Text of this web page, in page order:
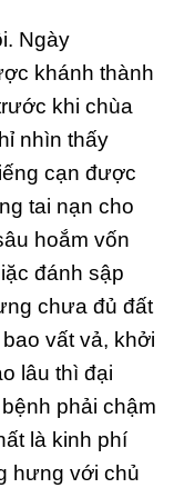
Ngày
khánh thành
khi chùa
nhìn thấy
cạn được
tai nạn cho
hoắm vốn
đánh sập
chưa đủ đất
vất vả, khởi
lâu thì đại
phải chậm
là kinh phí
hưng với chủ